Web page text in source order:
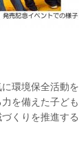
環境保全活動を
を備えた子ども
くりを推進する